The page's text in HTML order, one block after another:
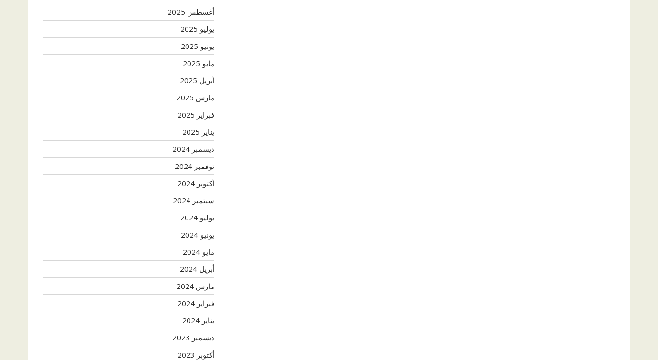
أغسطس 2025
يوليو 2025
يونيو 2025
مايو 2025
أبريل 2025
مارس 2025
فبراير 2025
يناير 2025
ديسمبر 2024
نوفمبر 2024
أكتوبر 2024
سبتمبر 2024
يوليو 2024
يونيو 2024
مايو 2024
أبريل 2024
مارس 2024
فبراير 2024
يناير 2024
ديسمبر 2023
أكتوبر 2023